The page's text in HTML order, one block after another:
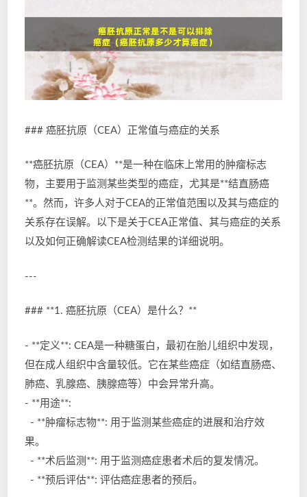
### 癌胚抗原（CEA）正常值与癌症的关系
**癌胚抗原（CEA）**是一种在临床上常用的肿瘤标志
物，主要用于监测某些类型的癌症，尤其是**结直肠癌
**。然而，许多人对于CEA的正常值范围以及其与癌症的
关系存在误解。以下是关于CEA正常值、其与癌症的关系
以及如何正确解读CEA检测结果的详细说明。
---
### **1. 癌胚抗原（CEA）是什么？**
- **定义**: CEA是一种糖蛋白，最初在胎儿组织中发现，
但在成人组织中含量较低。它在某些癌症（如结直肠癌、
肺癌、乳腺癌、胰腺癌等）中会异常升高。
- **用途**:
- **肿瘤标志物**: 用于监测某些癌症的进展和治疗效
果。
- **术后监测**: 用于监测癌症患者术后的复发情况。
- **预后评估**: 评估癌症患者的预后。